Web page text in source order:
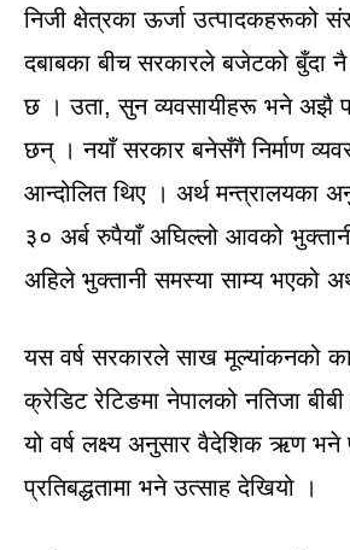
निजी क्षेत्रका ऊर्जा उत्पादकहरूको
दबाबका बीच सरकारले बजेटको बुँदा
छ । उता, सुन व्यवसायीहरू भने अझै
छन् । नयाँ सरकार बनेसँगै निर्माण
आन्दोलित थिए । अर्थ मन्त्रालयका
३० अर्ब रुपैयाँ अघिल्लो आवको
अहिले भुक्तानी समस्या साम्य भएको
यस वर्ष सरकारले साख मूल्यांकनको
क्रेडिट रेटिङमा नेपालको नतिजा
यो वर्ष लक्ष्य अनुसार वैदेशिक ऋण
प्रतिबद्धतामा भने उत्साह देखियो ।